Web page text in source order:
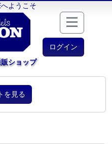
ようこそ
ログイン
ショップ
を見る